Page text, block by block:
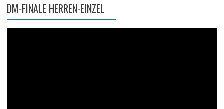
DM-FINALE HERREN-EINZEL